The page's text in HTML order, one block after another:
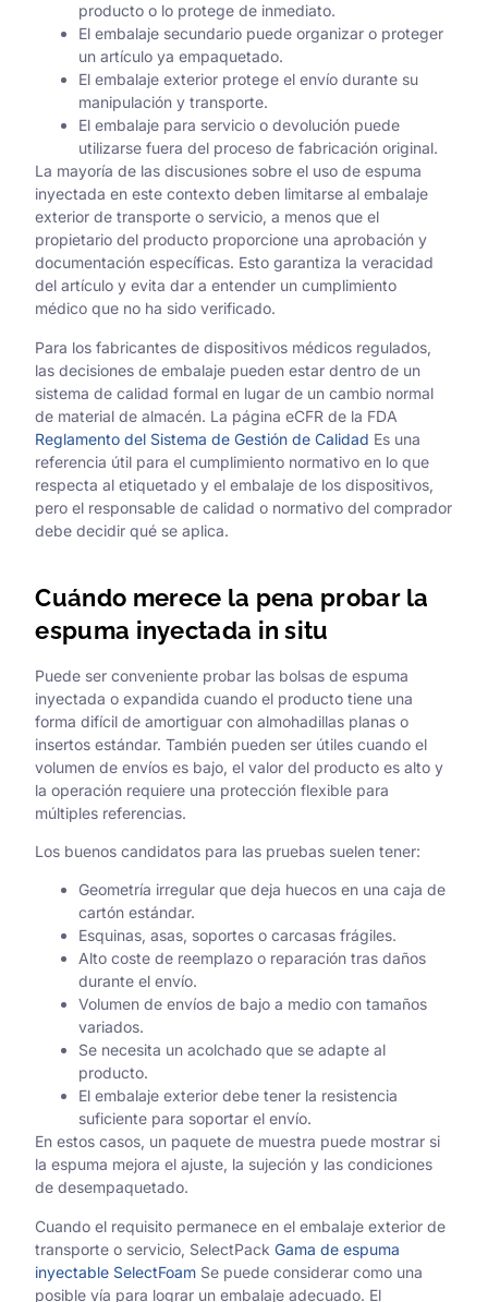
producto o lo protege de inmediato.
El embalaje secundario puede organizar o proteger
un artículo ya empaquetado.
El embalaje exterior protege el envío durante su
manipulación y transporte.
El embalaje para servicio o devolución puede
utilizarse fuera del proceso de fabricación original.
La mayoría de las discusiones sobre el uso de espuma
inyectada en este contexto deben limitarse al embalaje
exterior de transporte o servicio, a menos que el
propietario del producto proporcione una aprobación y
documentación específicas. Esto garantiza la veracidad
del artículo y evita dar a entender un cumplimiento
médico que no ha sido verificado.
Para los fabricantes de dispositivos médicos regulados,
las decisiones de embalaje pueden estar dentro de un
sistema de calidad formal en lugar de un cambio normal
de material de almacén. La página eCFR de la FDA
Reglamento del Sistema de Gestión de Calidad Es una
referencia útil para el cumplimiento normativo en lo que
respecta al etiquetado y el embalaje de los dispositivos,
pero el responsable de calidad o normativo del comprador
debe decidir qué se aplica.
Cuándo merece la pena probar la
espuma inyectada in situ
Puede ser conveniente probar las bolsas de espuma
inyectada o expandida cuando el producto tiene una
forma difícil de amortiguar con almohadillas planas o
insertos estándar. También pueden ser útiles cuando el
volumen de envíos es bajo, el valor del producto es alto y
la operación requiere una protección flexible para
múltiples referencias.
Los buenos candidatos para las pruebas suelen tener:
Geometría irregular que deja huecos en una caja de
cartón estándar.
Esquinas, asas, soportes o carcasas frágiles.
Alto coste de reemplazo o reparación tras daños
durante el envío.
Volumen de envíos de bajo a medio con tamaños
variados.
Se necesita un acolchado que se adapte al
producto.
El embalaje exterior debe tener la resistencia
suficiente para soportar el envío.
En estos casos, un paquete de muestra puede mostrar si
la espuma mejora el ajuste, la sujeción y las condiciones
de desempaquetado.
Cuando el requisito permanece en el embalaje exterior de
transporte o servicio, SelectPackGama de espuma
inyectable SelectFoam Se puede considerar como una
posible vía para lograr un embalaje adecuado. El